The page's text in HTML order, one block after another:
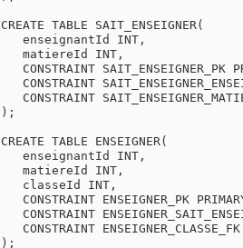
CREATE TABLE SAIT_ENSEIGNER(
   enseignantId INT,
   matiereId INT,
CONSTRAINT SAIT_ENSEIGNER_PK
CONSTRAINT
CONSTRAINT
);
CREATE TABLE ENSEIGNER(
   enseignantId INT,
   matiereId INT,
   classeId INT,
CONSTRAINT ENSEIGNER_PK
CONSTRAINT
CONSTRAINT
);